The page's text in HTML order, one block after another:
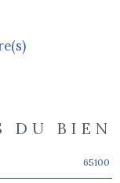
DU BIEN
65100